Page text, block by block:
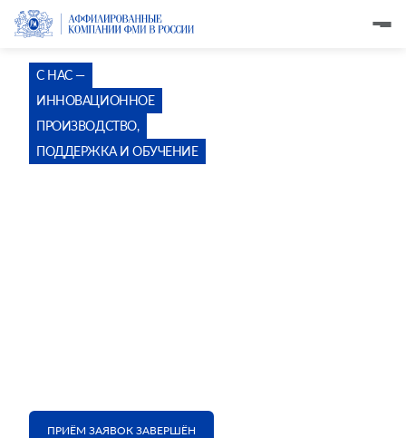
С НАС —
ИННОВАЦИОННОЕ
ПРОИЗВОДСТВО,
ПОДДЕРЖКА И ОБУЧЕНИЕ
ПРИЁМ ЗАЯВОК ЗАВЕРШЁН